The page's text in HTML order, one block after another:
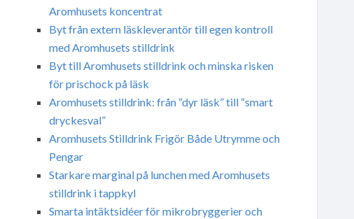
Aromhusets koncentrat
Byt från extern läskleverantör till egen kontroll
med Aromhusets stilldrink
Byt till Aromhusets stilldrink och minska risken
för prischock på läsk
Aromhusets stilldrink: från “dyr läsk” till “smart
dryckesval”
Aromhusets Stilldrink Frigör Både Utrymme och
Pengar
Starkare marginal på lunchen med Aromhusets
stilldrink i tappkyl
Smarta intäktsidéer för mikrobryggerier och